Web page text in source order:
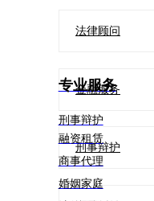
法律顾问
金融服务
刑事辩护
专业服务
刑事辩护
融资租赁
商事代理
婚姻家庭